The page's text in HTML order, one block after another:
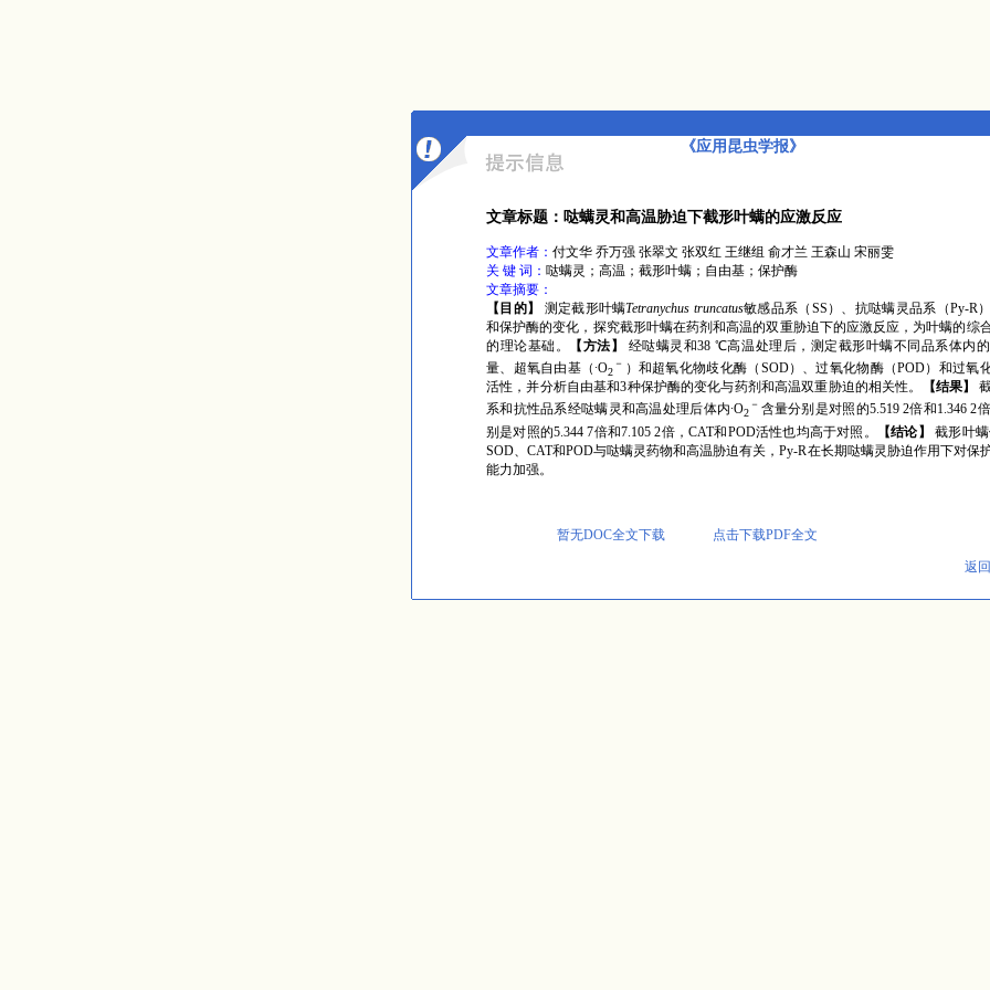
《应用昆虫学报》
文章标题：哒螨灵和高温胁迫下截形叶螨的应激反应
文章作者： 付文华 乔万强 张翠文 张双红 王继组 俞才兰 王森山 宋丽雯
关 键 词： 哒螨灵；高温；截形叶螨；自由基；保护酶
文章摘要：
【 目的】 测定截形叶螨Tetranychus truncatus敏感品系（SS）、抗哒螨灵品系（Py-R
和保护酶的变化，探究截形叶螨在药剂和高温的双重胁迫下的应激反应，为叶螨的综
的理论基础。
【方法】
经哒螨灵和38 ℃高温处理后，测定截形叶螨不同品系体内
量、超氧自由基（∙O2
－ ）和超氧化物歧化酶（SOD）、过氧化物酶（POD）和过氧
活性，并分析自由基和3种保护酶的变化与药剂和高温双重胁迫的相关性。
【结果】
系和抗性品系经哒螨灵和高温处理后体内∙O2
－ 含量分别是对照的5.519 2倍和1.346 2
别是对照的5.344 7倍和7.105 2倍，CAT和POD活性也均高于对照。
【结论】 截形叶螨
SOD、CAT和POD与哒螨灵药物和高温胁迫有关，Py-R在长期哒螨灵胁迫作用下对保
能力加强。
暂无DOC全文下载 点击下载PDF全文
返